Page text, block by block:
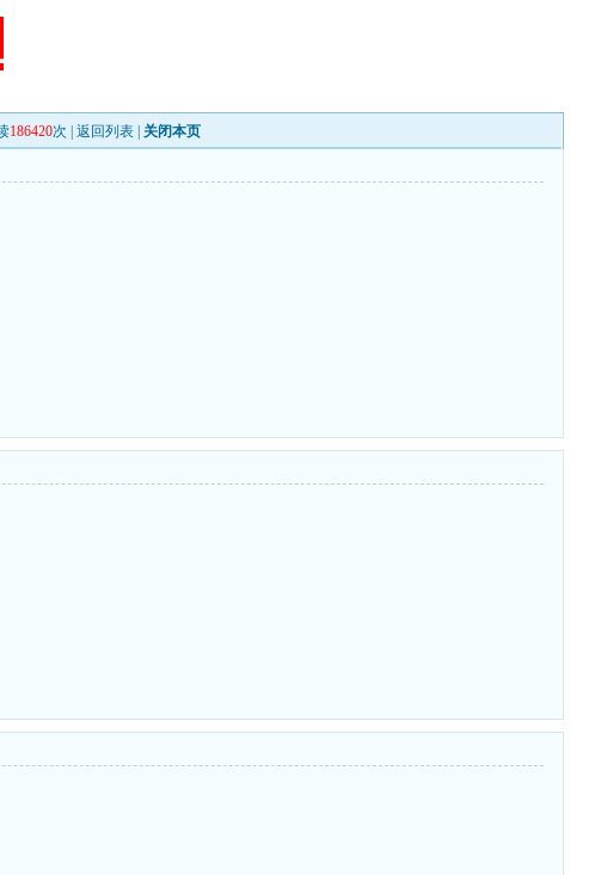
186420次 |返回列表 关闭本页